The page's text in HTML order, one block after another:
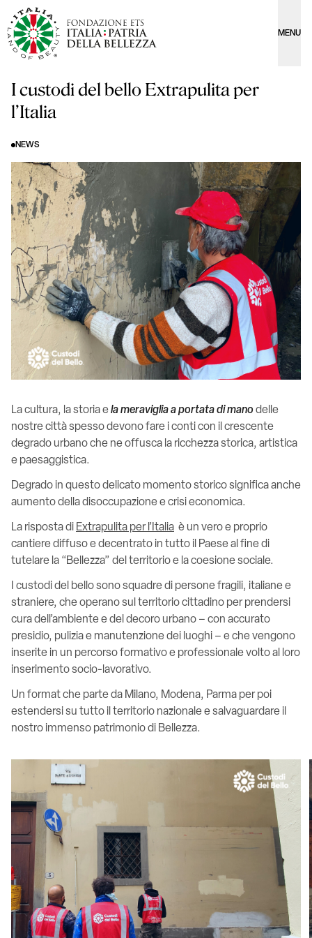
MENU
I custodi del bello Extrapulita per
l’Italia
NEWS
La cultura, la storia ela meraviglia a portata di mano delle
nostre città spesso devono fare i conti con il crescente
degrado urbano che ne offusca la ricchezza storica, artistica
e paesaggistica.
Degrado in questo delicato momento storico significa anche
aumento della disoccupazione e crisi economica.
La risposta di Extrapulita per l’Italia è un vero e proprio
cantiere diffuso e decentrato in tutto il Paese al fine di
tutelare la “Bellezza” del territorio e la coesione sociale.
I custodi del bello sono squadre di persone fragili, italiane e
straniere, che operano sul territorio cittadino per prendersi
cura dell’ambiente e del decoro urbano – con accurato
presidio, pulizia e manutenzione dei luoghi – e che vengono
inserite in un percorso formativo e professionale volto al loro
inserimento socio-lavorativo.
Un format che parte da Milano, Modena, Parma per poi
estendersi su tutto il territorio nazionale e salvaguardare il
nostro immenso patrimonio di Bellezza.